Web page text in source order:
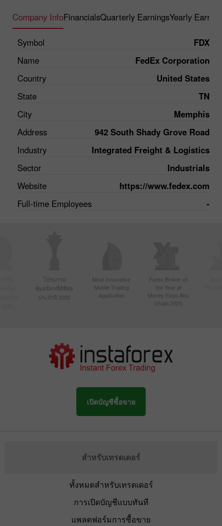
Company InfoFinancialsQuarterly EarningsYearly
Symbol
FDX
Name
FedEx Corporation
Country
United States
State
TN
City
Memphis
Address
942 South Shady Grove Road
Industry
Integrated Freight & Logistics
Sector
Industrials
Website
https://www.fedex.com
Full-time Employees
-
โปรแกรม
พันธมิตรที่ดีที่สุด
ประจำปี 2020
Most Innovative
Mobile Trading
Application
Forex Broker of
the Year at
Money Expo Abu
Dhabi 2025
เปิดบัญชีซื้อขาย
สำหรับเทรดเดอร์
ทั้งหมดสำหรับเทรดเดอร์
การเปิดบัญชีแบบทันที
แพลตฟอร์มการซื้อขาย